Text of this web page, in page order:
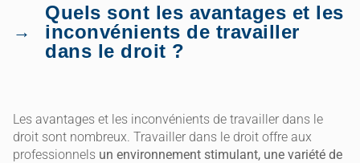
Quels sont les avantages et les
inconvénients de travailler
dans le droit ?
Les avantages et les inconvénients de travailler dans le
droit sont nombreux. Travailler dans le droit offre aux
professionnels un environnement stimulant, une variété de